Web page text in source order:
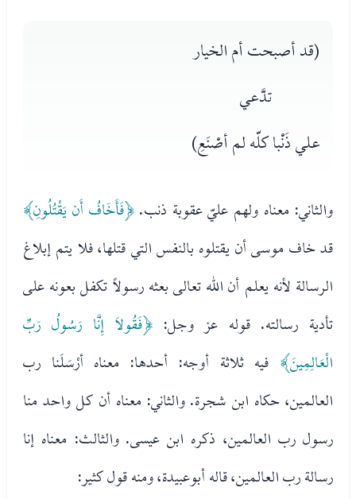
(قد أصبحت أم الخيار
تدَّعي
علي ذَنْبا كلّه لم أصْنَعِ)
والثاني: معناه ولهم عليّ عقوبة ذنب.﴿فَأَخَافُ أَن يَقْتُلُونِ﴾
قد خاف موسى أن يقتلوه بالنفس التي قتلها، فلا يتم إبلاغ
الرسالة لأنه يعلم أن الله تعالى بعثه رسولاً تكفل بعونه على
تأدية رسالته. قوله عز وجل:﴿فَقُولاَ إِنَّا رَسُولُ رَبِّ
الْعَالِمِينَ﴾ فيه ثلاثة أوجه: أحدها: معناه أرْسَلَنا رب
العالمين، حكاه ابن شجرة. والثاني: معناه أن كل واحد منا
رسول رب العالمين، ذكره ابن عيسى. والثالث: معناه إنا
رسالة رب العالمين، قاله أبوعبيدة، ومنه قول كثير: